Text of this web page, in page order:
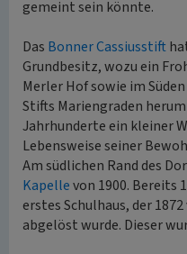
gemeint sein könnte.
Das Bonner Cassiusstift
Grundbesitz, wozu ein
Merler Hof sowie im
Stifts Mariengraden
Jahrhunderte ein kleiner
Lebensweise seiner
Am südlichen Rand des
Kapellevon 1900. Bereits
erstes Schulhaus, der
abgelöst wurde. Dieser